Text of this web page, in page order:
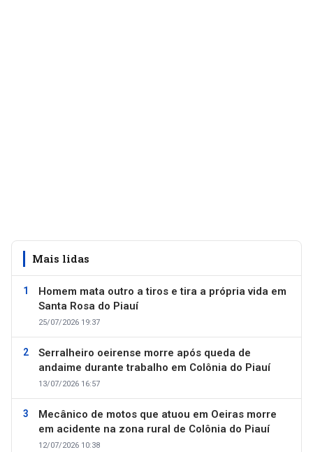
Mais lidas
Homem mata outro a tiros e tira a própria vida em
Santa Rosa do Piauí
25/07/2026 19:37
Serralheiro oeirense morre após queda de
andaime durante trabalho em Colônia do Piauí
13/07/2026 16:57
Mecânico de motos que atuou em Oeiras morre
em acidente na zona rural de Colônia do Piauí
12/07/2026 10:38